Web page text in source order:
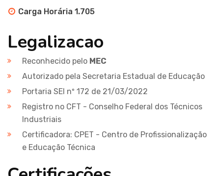
Carga Horária 1.705
Legalizacao
Reconhecido pelo MEC
Autorizado pela Secretaria Estadual de Educação
Portaria SEI nº 172 de 21/03/2022
Registro no CFT - Conselho Federal dos Técnicos
Industriais
Certificadora: CPET - Centro de Profissionalização
e Educação Técnica